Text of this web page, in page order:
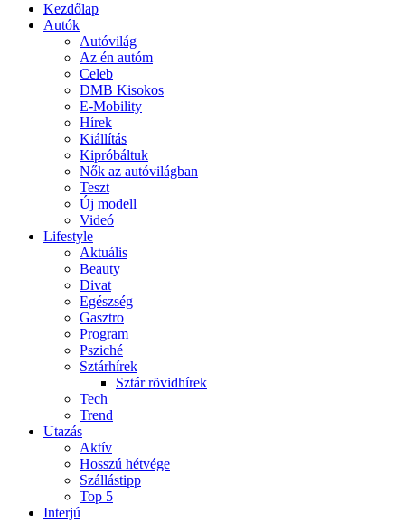
Kezdőlap
Autók
Autóvilág
Az én autóm
Celeb
DMB Kisokos
E-Mobility
Hírek
Kiállítás
Kipróbáltuk
Nők az autóvilágban
Teszt
Új modell
Videó
Lifestyle
Aktuális
Beauty
Divat
Egészség
Gasztro
Program
Psziché
Sztárhírek
Sztár rövidhírek
Tech
Trend
Utazás
Aktív
Hosszú hétvége
Szállástipp
Top 5
Interjú